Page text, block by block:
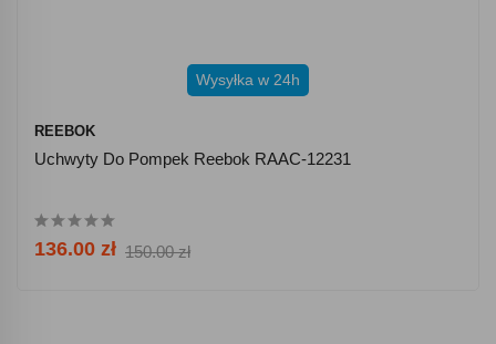
Wysyłka w 24h
REEBOK
Uchwyty Do Pompek Reebok RAAC-12231
136.00 zł 150.00 zł